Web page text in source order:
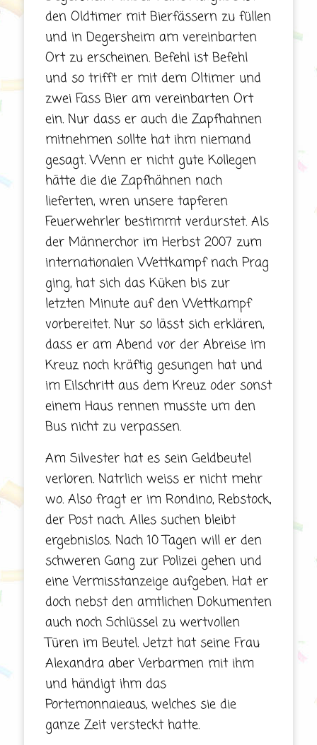
den Oldtimer mit Bierfässern zu füllen
und in Degersheim am vereinbarten
Ort zu erscheinen. Befehl ist Befehl
und so trifft er mit dem Oltimer und
zwei Fass Bier am vereinbarten Ort
ein. Nur dass er auch die Zapfhahnen
mitnehmen sollte hat ihm niemand
gesagt. Wenn er nicht gute Kollegen
hätte die die Zapfhähnen nach
lieferten, wren unsere tapferen
Feuerwehrler bestimmt verdurstet. Als
der Männerchor im Herbst 2007 zum
internationalen Wettkampf nach Prag
ging, hat sich das Küken bis zur
letzten Minute auf den Wettkampf
vorbereitet. Nur so lässt sich erklären,
dass er am Abend vor der Abreise im
Kreuz noch kräftig gesungen hat und
im Eilschritt aus dem Kreuz oder sonst
einem Haus rennen musste um den
Bus nicht zu verpassen.
Am Silvester hat es sein Geldbeutel
verloren. Natrlich weiss er nicht mehr
wo. Also fragt er im Rondino, Rebstock,
der Post nach. Alles suchen bleibt
ergebnislos. Nach 10 Tagen will er den
schweren Gang zur Polizei gehen und
eine Vermisstanzeige aufgeben. Hat er
doch nebst den amtlichen Dokumenten
auch noch Schlüssel zu wertvollen
Türen im Beutel. Jetzt hat seine Frau
Alexandra aber Verbarmen mit ihm
und händigt ihm das
Portemonnaieaus, welches sie die
ganze Zeit versteckt hatte.